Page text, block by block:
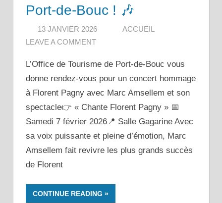
Port-de-Bouc ! 🎶
13 JANVIER 2026
ACCUEIL
LEAVE A COMMENT
L’Office de Tourisme de Port-de-Bouc vous
donne rendez-vous pour un concert hommage
à Florent Pagny avec Marc Amsellem et son
spectacle👉 « Chante Florent Pagny » 📅
Samedi 7 février 2026📍 Salle Gagarine Avec
sa voix puissante et pleine d’émotion, Marc
Amsellem fait revivre les plus grands succès
de Florent
CONTINUE READING